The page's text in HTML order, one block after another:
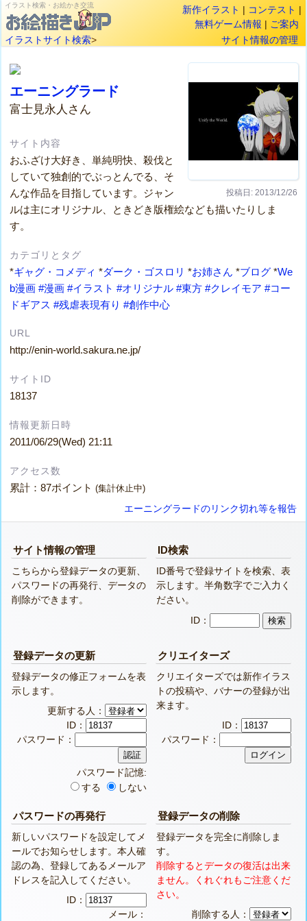
イラスト検索・お絵かき交流 新作イラスト | コンテスト |
無料ゲーム情報 | ご案内
イラストサイト検索> サイト情報の管理
投稿日: 2013/12/26
エーニングラード
富士見永人さん
サイト内容
おふざけ大好き、単純明快、殺伐と
していて独創的でぶっとんでる、そ
んな作品を目指しています。ジャン
ルは主にオリジナル、ときどき版権絵なども描いたりしま
す。
カテゴリとタグ
*ギャグ・コメディ *ダーク・ゴスロリ *お姉さん *ブログ *We
b漫画 #漫画 #イラスト #オリジナル #東方 #クレイモア #コー
ドギアス #残虐表現有り #創作中心
URL
http://enin-world.sakura.ne.jp/
サイトID
18137
情報更新日時
2011/06/29(Wed) 21:11
アクセス数
累計：87ポイント(集計休止中)
エーニングラードのリンク切れ等を報告
サイト情報の管理
こちらから登録データの更新、
パスワードの再発行、データの
削除ができます。
ID検索
ID番号で登録サイトを検索、表
示します。半角数字でご入力く
ださい。
ID：
登録データの更新
登録データの修正フォームを表
示します。
更新する人：
ID：
パスワード：
パスワード記憶:
する
しない
クリエイターズ
クリエイターズでは新作イラス
トの投稿や、バナーの登録が出
来ます。
ID：
パスワード：
パスワードの再発行
新しいパスワードを設定してメ
ールでお知らせします。本人確
認の為、登録してあるメールア
ドレスを記入してください。
ID：
メール：
登録データの削除
登録データを完全に削除しま
す。
削除するとデータの復活は出来
ません。くれぐれもご注意くだ
さい。
削除する人：